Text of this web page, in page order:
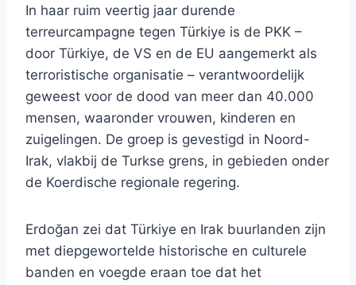
In haar ruim veertig jaar durende
terreurcampagne tegen Türkiye is de PKK –
door Türkiye, de VS en de EU aangemerkt als
terroristische organisatie – verantwoordelijk
geweest voor de dood van meer dan 40.000
mensen, waaronder vrouwen, kinderen en
zuigelingen. De groep is gevestigd in Noord-
Irak, vlakbij de Turkse grens, in gebieden onder
de Koerdische regionale regering.
Erdoğan zei dat Türkiye en Irak buurlanden zijn
met diepgewortelde historische en culturele
banden en voegde eraan toe dat het